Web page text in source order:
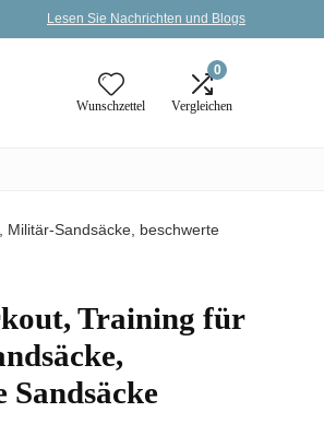
Lesen Sie Nachrichten und Blogs
Wunschzettel
0
Vergleichen
Militär-Sandsäcke, beschwerte
Training für
Sandsäcke